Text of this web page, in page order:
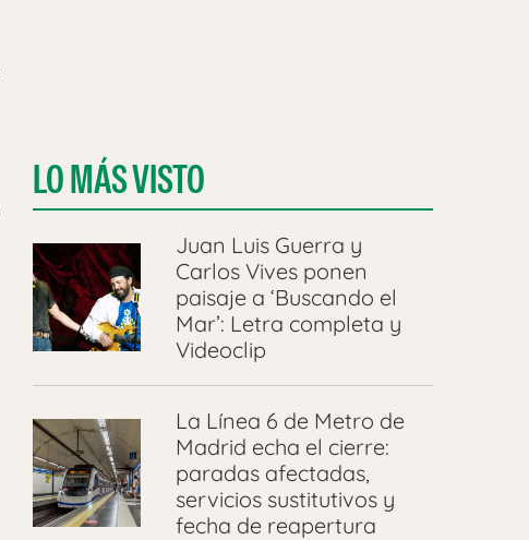
LO MÁS VISTO
Juan Luis Guerra y
Carlos Vives ponen
paisaje a ‘Buscando el
Mar’: Letra completa y
Videoclip
La Línea 6 de Metro de
Madrid echa el cierre:
paradas afectadas,
servicios sustitutivos y
fecha de reapertura